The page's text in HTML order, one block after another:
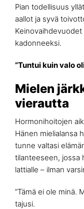
Pian todellisuus
aallot ja syvä
kadonneeksi.
”Tuntui kuin valo
Mielen
vierautta
Hormonihoitojen
Hänen mielialansa
tunne valtasi
tilanteeseen, jossa
lattialle – ilman
”Tämä ei ole minä.
tajusi.